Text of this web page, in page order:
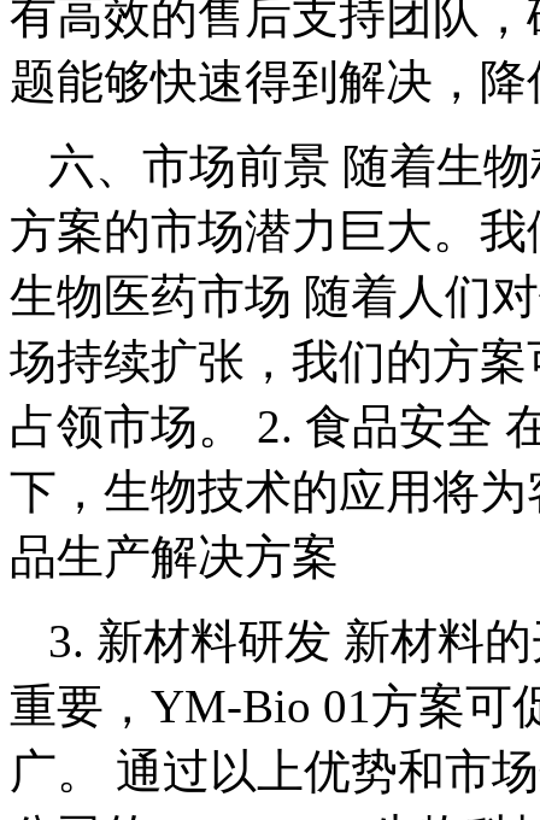
有高效的售后支持团队
题能够快速得到解决，
六、市场前景 随着生
方案的市场潜力巨大。
生物医药市场 随着人们
场持续扩张，我们的方
占领市场。 2. 食品安全
下，生物技术的应用将
品生产解决方案
3. 新材料研发 新材料
重要，YM-Bio 01方案可
广。 通过以上优势和市